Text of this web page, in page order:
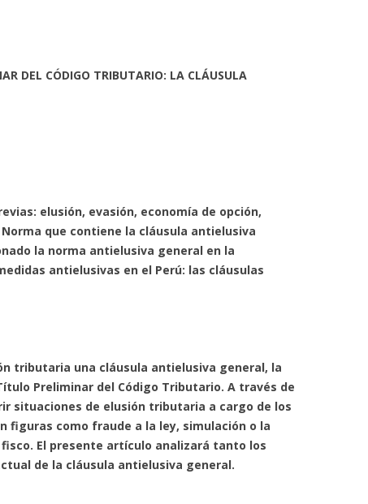
DEL CÓDIGO TRIBUTARIO: LA CLÁUSULA
elusión, evasión, economía de opción,
que contiene la cláusula antielusiva
la norma antielusiva general en la
antielusivas en el Perú: las cláusulas
tributaria una cláusula antielusiva general, la
Preliminar del Código Tributario. A través de
situaciones de elusión tributaria a cargo de los
figuras como fraude a la ley, simulación o la
El presente artículo analizará tanto los
de la cláusula antielusiva general.